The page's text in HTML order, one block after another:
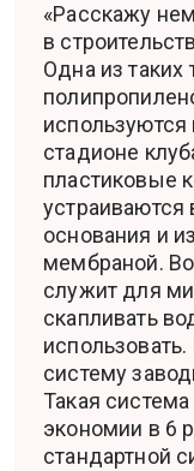
«Расскажу
в
Одна из таких
используются
стадионе
пластиковые
устраиваются
основания и
мембраной.
служит для
скапливать
систему
Такая
экономии в 6
стандартной